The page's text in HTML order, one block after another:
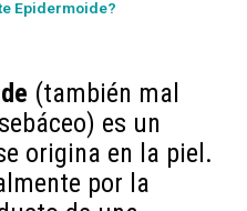
Epidermoide?
(también mal
es un
origina en la piel.
por la